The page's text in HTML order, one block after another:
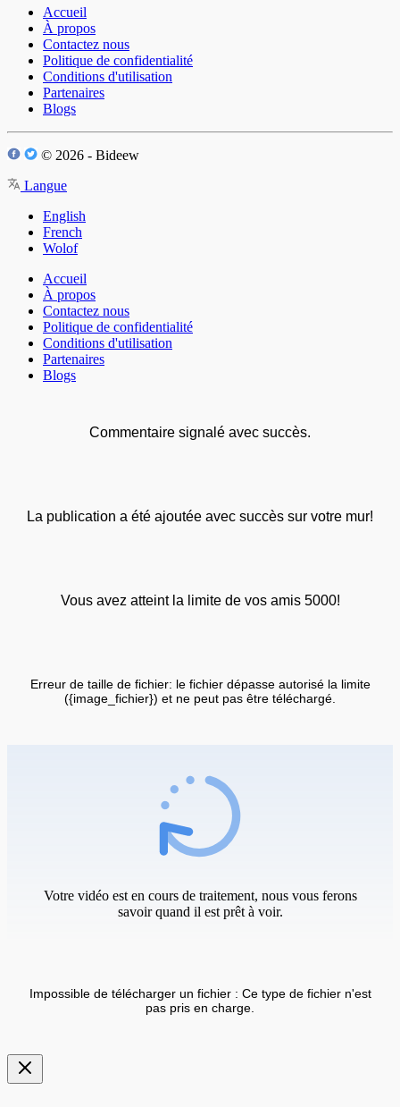
Accueil
À propos
Contactez nous
Politique de confidentialité
Conditions d'utilisation
Partenaires
Blogs
© 2026 - Bideew
Langue
English
French
Wolof
Accueil
À propos
Contactez nous
Politique de confidentialité
Conditions d'utilisation
Partenaires
Blogs
Commentaire signalé avec succès.
La publication a été ajoutée avec succès sur votre mur!
Vous avez atteint la limite de vos amis 5000!
Erreur de taille de fichier: le fichier dépasse autorisé la limite
({image_fichier}) et ne peut pas être téléchargé.
Votre vidéo est en cours de traitement, nous vous ferons
savoir quand il est prêt à voir.
Impossible de télécharger un fichier : Ce type de fichier n'est
pas pris en charge.